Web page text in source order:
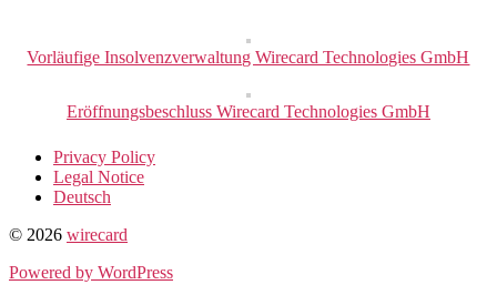
Vorläufige Insolvenzverwaltung Wirecard Technologies GmbH
Eröffnungsbeschluss Wirecard Technologies GmbH
Privacy Policy
Legal Notice
Deutsch
© 2026 wirecard
Powered by WordPress